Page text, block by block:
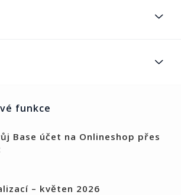
funkce
Base účet na Onlineshop přes
– květen 2026